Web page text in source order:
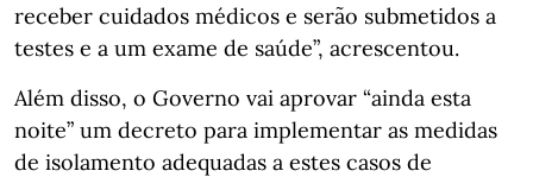
receber cuidados médicos e serão submetidos a
testes e a um exame de saúde”, acrescentou.
Além disso, o Governo vai aprovar “ainda esta
noite” um decreto para implementar as medidas
de isolamento adequadas a estes casos de